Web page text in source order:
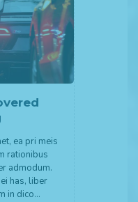
ea pri meis
rationibus
admodum.
has, liber
in dico…